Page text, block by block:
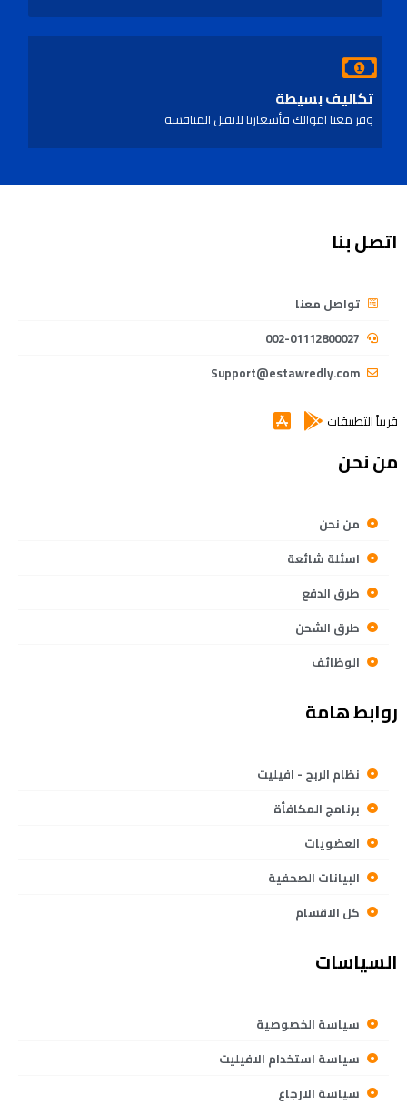
تكاليف بسيطة
وفر معنا اموالك فأسعارنا لاتقبل المنافسة
اتصل بنا
تواصل معنا
002-01112800027
Support@estawredly.com
قريباً التطبيقات
من نحن
من نحن
اسئلة شائعة
طرق الدفع
طرق الشحن
الوظائف
روابط هامة
نظام الربح - افيليت
برنامج المكافأة
العضويات
البيانات الصحفية
كل الاقسام
السياسات
سياسة الخصوصية
سياسة استخدام الافيليت
سياسة الارجاع